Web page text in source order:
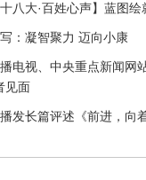
八大·百姓心声】蓝图
：凝智聚力 迈向小康
电视、中央重点新闻网
见面
发长篇评述《前进，